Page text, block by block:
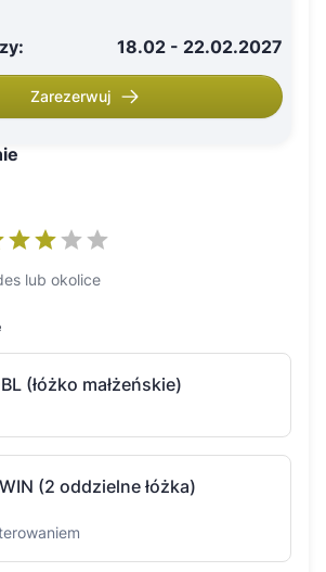
: 18.02 - 22.02.2027
Zarezerwuj
lub okolice
(łóżko małżeńskie)
(2 oddzielne łóżka)